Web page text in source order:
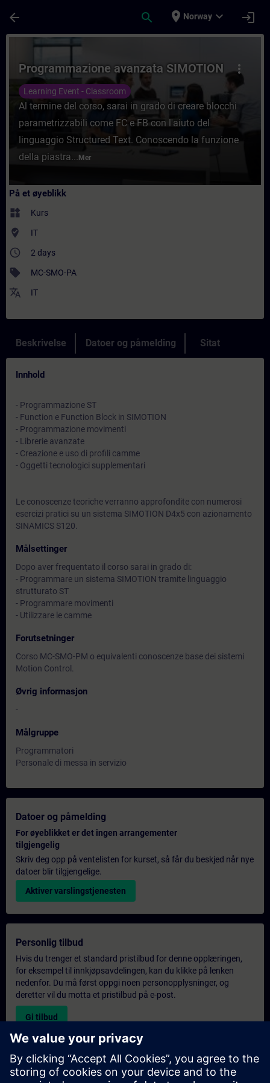
arrow_back search place Norway expand_more login
Kurs - Programmazione avanzata
more_vert
Programmazione avanzata SIMOTION
Learning Event - Classroom
Al termine del corso, sarai in grado di creare blocchi
parametrizzabili come FC e FB con l'aiuto del
linguaggio Structured Text. Conoscendo la funzione
della piastra... Mer
På et øyeblikk
widgets Kurs
where_to_vote IT
access_time 2 days
sell MC-SMO-PA
translate IT
Beskrivelse Datoer og påmelding Sitat
Innhold
- Programmazione ST
- Function e Function Block in SIMOTION
- Programmazione movimenti
- Librerie avanzate
- Creazione e uso di profili camme
- Oggetti tecnologici supplementari
Le conoscenze teoriche verranno approfondite con numerosi
esercizi pratici su un sistema SIMOTION D4x5 con azionamento
SINAMICS S120.
Målsettinger
Dopo aver frequentato il corso sarai in grado di:
- Programmare un sistema SIMOTION tramite linguaggio
strutturato ST
- Programmare movimenti
- Utilizzare le camme
Forutsetninger
Corso MC-SMO-PM o equivalenti conoscenze base dei sistemi
Motion Control.
Øvrig informasjon
-
Målgruppe
Programmatori
Personale di messa in servizio
Datoer og påmelding
For øyeblikket er det ingen arrangementer
tilgjengelig
Skriv deg opp på ventelisten for kurset, så får du beskjed når nye
datoer blir tilgjengelige.
Aktiver varslingstjenesten
Personlig tilbud
Hvis du trenger et standard pristilbud for denne opplæringen,
for eksempel til innkjøpsavdelingen, kan du klikke på lenken
nedenfor. Du må først oppgi noen personopplysninger, og
deretter vil du motta et pristilbud på e-post.
Gi tilbud
Forespørsel om eksklusiv opplæring